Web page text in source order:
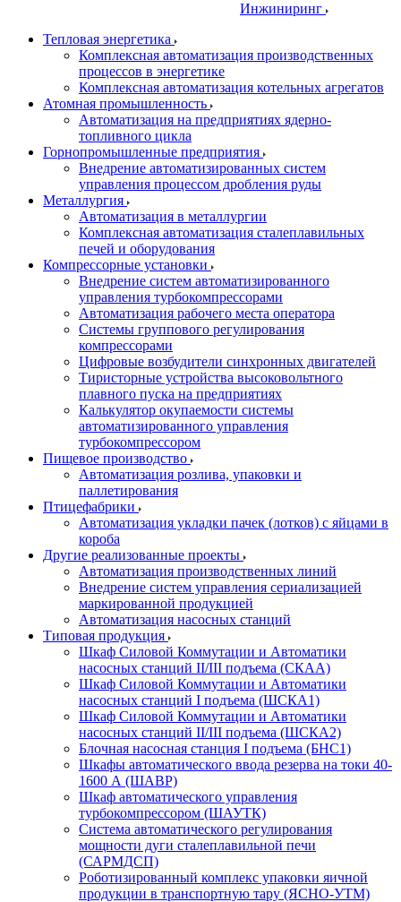
Инжиниринг
Тепловая энергетика
Комплексная автоматизация производственных
процессов в энергетике
Комплексная автоматизация котельных агрегатов
Атомная промышленность
Автоматизация на предприятиях ядерно-
топливного цикла
Горнопромышленные предприятия
Внедрение автоматизированных систем
управления процессом дробления руды
Металлургия
Автоматизация в металлургии
Комплексная автоматизация сталеплавильных
печей и оборудования
Компрессорные установки
Внедрение систем автоматизированного
управления турбокомпрессорами
Автоматизация рабочего места оператора
Системы группового регулирования
компрессорами
Цифровые возбудители синхронных двигателей
Тиристорные устройства высоковольтного
плавного пуска на предприятиях
Калькулятор окупаемости системы
автоматизированного управления
турбокомпрессором
Пищевое производство
Автоматизация розлива, упаковки и
паллетирования
Птицефабрики
Автоматизация укладки пачек (лотков) с яйцами в
короба
Другие реализованные проекты
Автоматизация производственных линий
Внедрение систем управления сериализацией
маркированной продукцией
Автоматизация насосных станций
Типовая продукция
Шкаф Силовой Коммутации и Автоматики
насосных станций II/III подъема (СКАА)
Шкаф Силовой Коммутации и Автоматики
насосных станций I подъема (ШСКА1)
Шкаф Силовой Коммутации и Автоматики
насосных станций II/III подъема (ШСКА2)
Блочная насосная станция I подъема (БНС1)
Шкафы автоматического ввода резерва на токи 40-
1600 А (ШАВР)
Шкаф автоматического управления
турбокомпрессором (ШАУТК)
Система автоматического регулирования
мощности дуги сталеплавильной печи
(САРМДСП)
Роботизированный комплекс упаковки яичной
продукции в транспортную тару (ЯСНО-УТМ)